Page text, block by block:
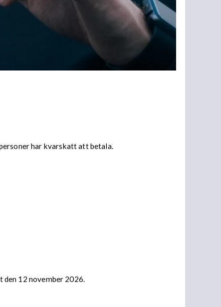
har kvarskatt att betala.
12 november 2026.